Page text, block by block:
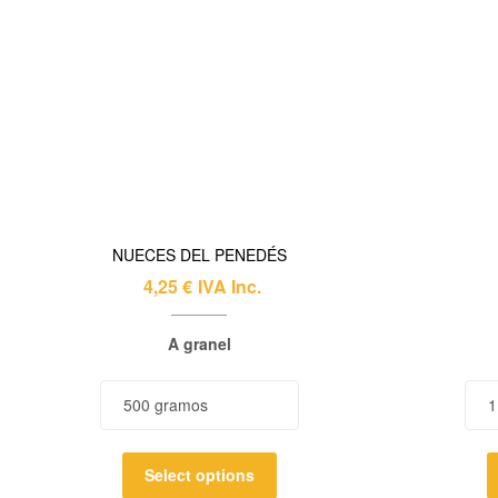
NUECES DEL PENEDÉS
4,25€ IVA Inc.
A granel
Select options